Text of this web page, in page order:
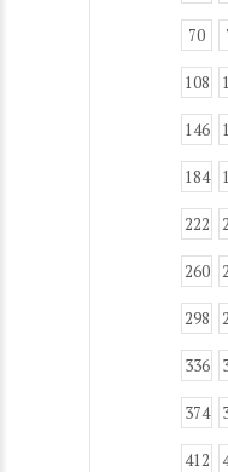
70
108
146
184
222
260
298
336
374
412